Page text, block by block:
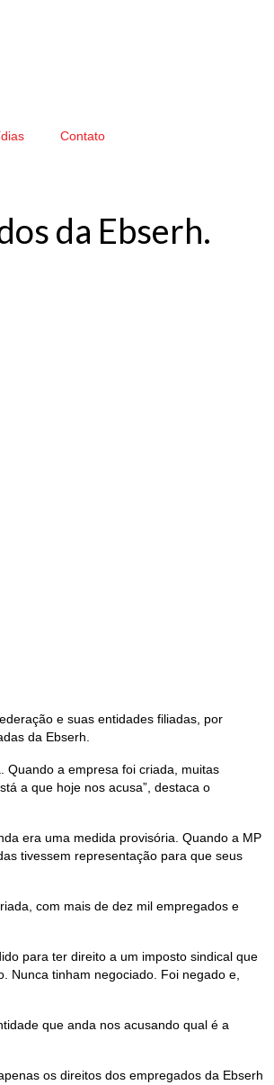
Contato
da Ebserh.
e suas entidades filiadas, por
da Ebserh.
Quando a empresa foi criada, muitas
a que hoje nos acusa”, destaca o
era uma medida provisória. Quando a MP
tivessem representação para que seus
com mais de dez mil empregados e
para ter direito a um imposto sindical que
Nunca tinham negociado. Foi negado e,
que anda nos acusando qual é a
os direitos dos empregados da Ebserh